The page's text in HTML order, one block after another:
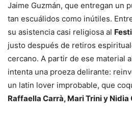
Jaime Guzmán, que entregan un
tan escuálidos como inútiles.
su asistencia casi religiosa al
justo después de retiros
cercano. A partir de ese material
intenta una proeza delirante:
un latin lover improbable, que
Raffaella Carrà, Mari Trini y Nidia